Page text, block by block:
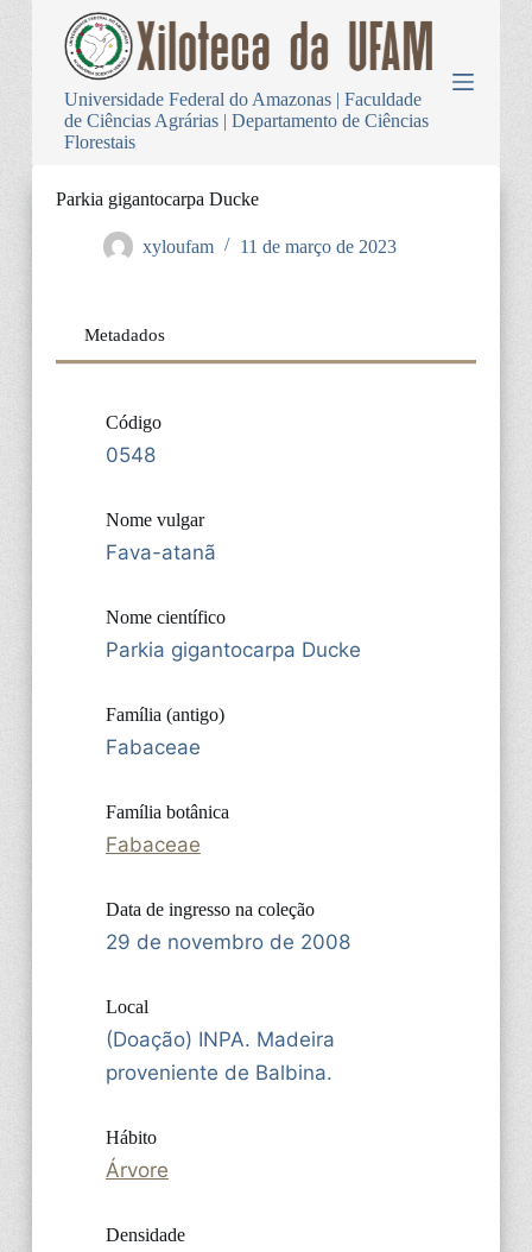
Universidade Federal do Amazonas | Faculdade
de Ciências Agrárias | Departamento de Ciências
Florestais
Parkia gigantocarpa Ducke
xyloufam 11 de março de 2023
Metadados
Código
0548
Nome vulgar
Fava-atanã
Nome científico
Parkia gigantocarpa Ducke
Família (antigo)
Fabaceae
Família botânica
Fabaceae
Data de ingresso na coleção
29 de novembro de 2008
Local
(Doação) INPA. Madeira
proveniente de Balbina.
Hábito
Árvore
Densidade